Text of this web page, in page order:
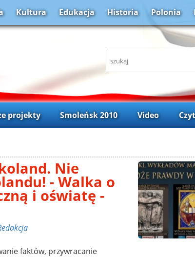
Kultura Edukacja Historia Polonia
projekty Smoleńsk 2010 Video
Nie
- Walka o
i oświatę -
faktów, przywracanie